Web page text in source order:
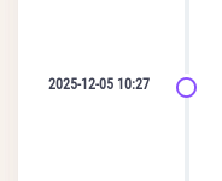
2025-12-05 10:27